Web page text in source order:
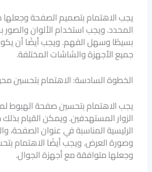
يجب الاهتمام بتصميم الصفحة
المحدد. ويجب استخدام الألوان
بسيطًا وسهل الفهم. ويجب أيضًا أن
جميع الأجهزة والشاشات المختلفة.
الخطوة السادسة: الاهتمام بتحسين
يجب الاهتمام بتحسين صفحة الهبوط
الزوار المستهدفين. ويمكن القيام
الرئيسية المناسبة في عنوان الصفحة،
وصورة العرض. ويجب أيضًا الاهتمام
وجعلها متوافقة مع أجهزة الجوال.